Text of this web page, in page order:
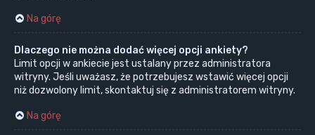
Na górę
Dlaczego nie można dodać więcej opcji ankiety?
Limit opcji w ankiecie jest ustalany przez administratora
witryny. Jeśli uważasz, że potrzebujesz wstawić więcej opcji
niż dozwolony limit, skontaktuj się z administratorem witryny.
Na górę